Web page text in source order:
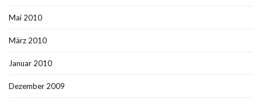
Mai 2010
März 2010
Januar 2010
Dezember 2009